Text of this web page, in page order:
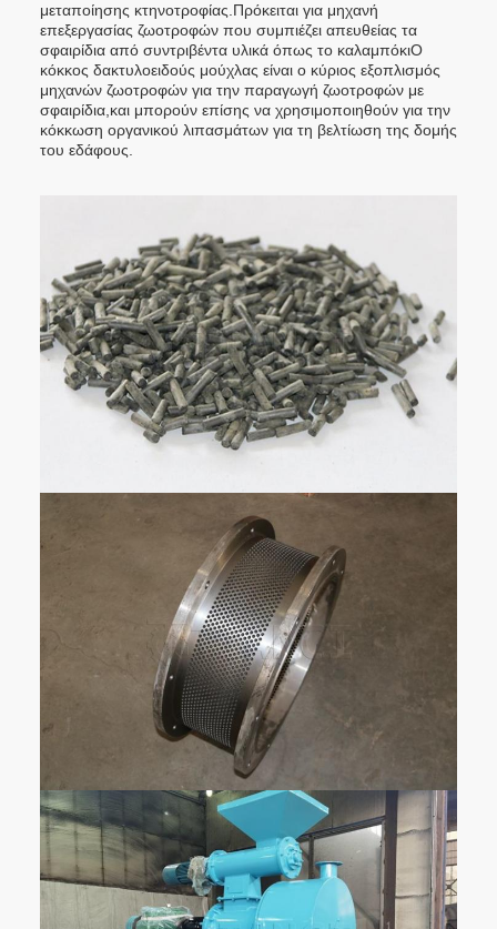
μεταποίησης κτηνοτροφίας.Πρόκειται για μηχανή
επεξεργασίας ζωοτροφών που συμπιέζει απευθείας τα
σφαιρίδια από συντριβέντα υλικά όπως το καλαμπόκιΟ
κόκκος δακτυλοειδούς μούχλας είναι ο κύριος εξοπλισμός
μηχανών ζωοτροφών για την παραγωγή ζωοτροφών με
σφαιρίδια,και μπορούν επίσης να χρησιμοποιηθούν για την
κόκκωση οργανικού λιπασμάτων για τη βελτίωση της δομής
του εδάφους.